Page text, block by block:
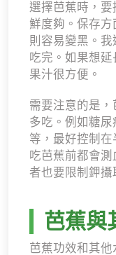
選擇芭蕉時，
鮮度夠。保存
則容易變黑。
吃完。如果想
果汁很方便。
需要注意的是
多吃。例如糖
等，最好控制
吃芭蕉前都會
者也要限制鉀攝
芭蕉與
芭蕉功效和其